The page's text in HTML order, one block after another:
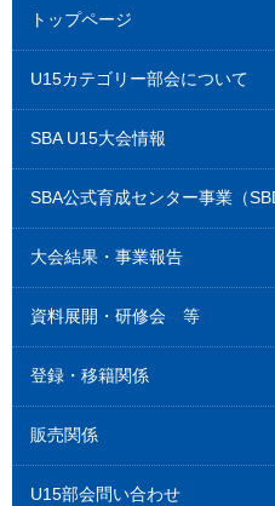
トップページ
U15カテゴリー部会について
SBA U15大会情報
SBA公式育成センター事業（
大会結果・事業報告
資料展開・研修会 等
登録・移籍関係
販売関係
U15部会問い合わせ